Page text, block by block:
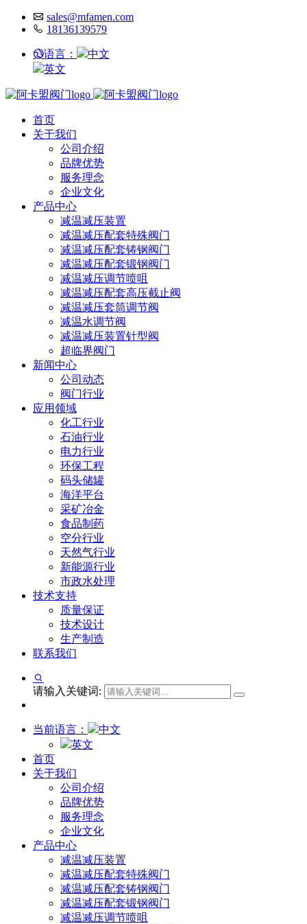
sales@mfamen.com
18136139579
语言：
中文
英文
首页
关于我们
公司介绍
品牌优势
服务理念
企业文化
产品中心
减温减压装置
减温减压配套特殊阀门
减温减压配套铸钢阀门
减温减压配套锻钢阀门
减温减压调节喷咀
减温减压配套高压截止阀
减温减压套筒调节阀
减温水调节阀
减温减压装置针型阀
超临界阀门
新闻中心
公司动态
阀门行业
应用领域
化工行业
石油行业
电力行业
环保工程
码头储罐
海洋平台
采矿冶金
食品制药
空分行业
天然气行业
新能源行业
市政水处理
技术支持
质量保证
技术设计
生产制造
联系我们
请输入关键词:
当前语言：
中文
英文
首页
关于我们
公司介绍
品牌优势
服务理念
企业文化
产品中心
减温减压装置
减温减压配套特殊阀门
减温减压配套铸钢阀门
减温减压配套锻钢阀门
减温减压调节喷咀